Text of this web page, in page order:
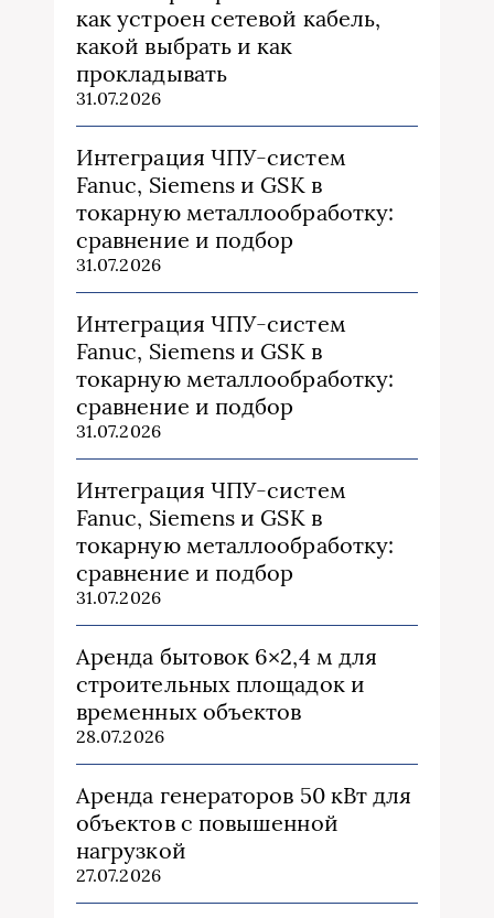
как устроен сетевой кабель,
какой выбрать и как
прокладывать
31.07.2026
Интеграция ЧПУ-систем
Fanuc, Siemens и GSK в
токарную металлообработку:
сравнение и подбор
31.07.2026
Интеграция ЧПУ-систем
Fanuc, Siemens и GSK в
токарную металлообработку:
сравнение и подбор
31.07.2026
Интеграция ЧПУ-систем
Fanuc, Siemens и GSK в
токарную металлообработку:
сравнение и подбор
31.07.2026
Аренда бытовок 6×2,4 м для
строительных площадок и
временных объектов
28.07.2026
Аренда генераторов 50 кВт для
объектов с повышенной
нагрузкой
27.07.2026